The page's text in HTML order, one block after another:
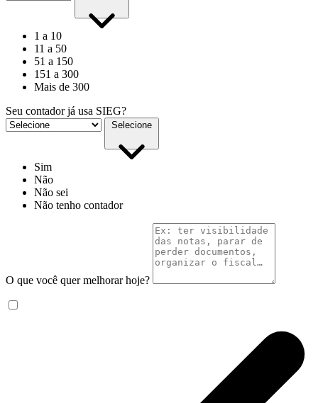
1 a 10
11 a 50
51 a 150
151 a 300
Mais de 300
Seu contador já usa SIEG?
Selecione
Sim
Não
Não sei
Não tenho contador
O que você quer melhorar hoje?